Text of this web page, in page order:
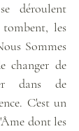
déroulent
tombent, les
Sommes
changer de
dans de
C'est un
dont les